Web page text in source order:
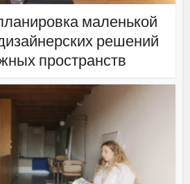
маленькой
решений
пространств